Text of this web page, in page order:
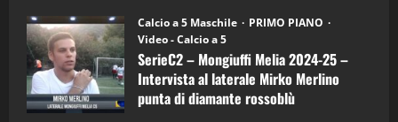
6)
–
Intervista
a
mister
Arturo
Carciotto
(Mongiuffi
Calcio a 5 Maschile
PRIMO PIANO
Video - Calcio a 5
SerieC2 – Mongiuffi Melia 2024-25 –
Intervista al laterale Mirko Merlino
punta di diamante rossoblù
4
“SportEmpire” in Podcast: 27^ Puntata
(Martedi 14 Aprile 2026)
15/04/2026